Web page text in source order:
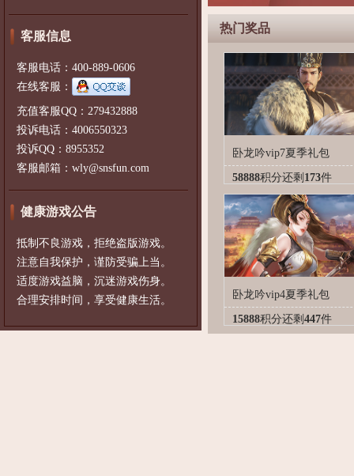
客服信息
客服电话：400-889-0606
在线客服：
充值客服QQ：279432888
投诉电话：4006550323
投诉QQ：8955352
客服邮箱：wly@snsfun.com
健康游戏公告
抵制不良游戏，拒绝盗版游戏。
注意自我保护，谨防受骗上当。
适度游戏益脑，沉迷游戏伤身。
合理安排时间，享受健康生活。
热门奖品
卧龙吟vip7夏季礼包
58888积分还剩 173件
卧龙吟vip4夏季礼包
15888积分还剩 447件